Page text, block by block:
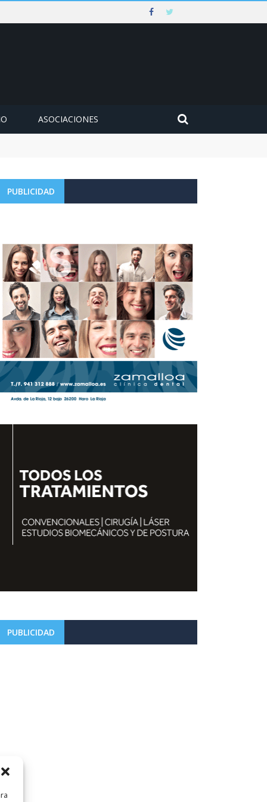
ASOCIACIONES
PUBLICIDAD
PUBLICIDAD